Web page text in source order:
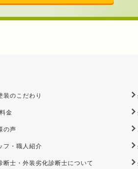
装のこだわり
金
の声
フ・職人紹介
断士・外装劣化診断士について